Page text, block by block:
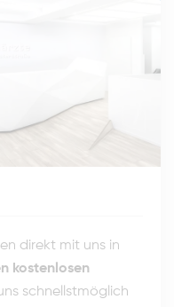
direkt mit uns in
kostenlosen
schnellstmöglich